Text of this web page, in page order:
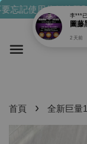
忘記使用你們的發
首頁 › 全新巨量
李***
圖藤
2 天前